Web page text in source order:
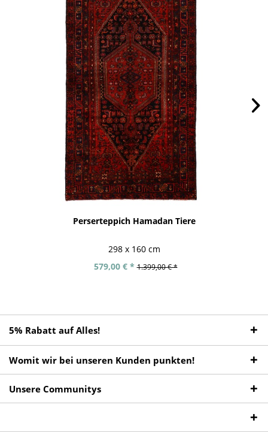
Perserteppich Hamadan Tiere
298 x 160 cm
579,00 € * 1.399,00 € *
5% Rabatt auf Alles!
Womit wir bei unseren Kunden punkten!
Unsere Communitys